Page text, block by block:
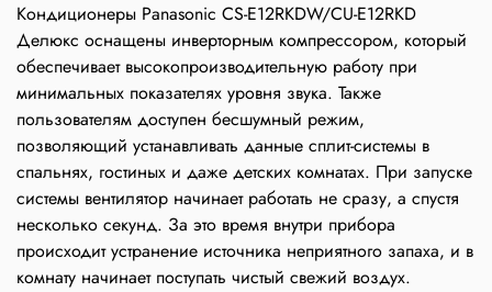
Кондиционеры Panasonic CS-E12RKDW/CU-E12RKD
Делюкс оснащены инверторным компрессором, который
обеспечивает высокопроизводительную работу при
минимальных показателях уровня звука. Также
пользователям доступен бесшумный режим,
позволяющий устанавливать данные сплит-системы в
спальнях, гостиных и даже детских комнатах. При запуске
системы вентилятор начинает работать не сразу, а спустя
несколько секунд. За это время внутри прибора
происходит устранение источника неприятного запаха, и в
комнату начинает поступать чистый свежий воздух.